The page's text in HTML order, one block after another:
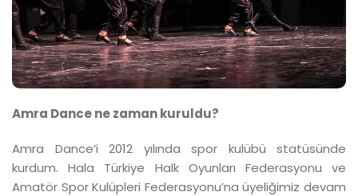
Amra Dance ne zaman kuruldu?
Amra Dance’i 2012 yılında spor kulübü statüsünde
kurdum. Hala Türkiye Halk Oyunları Federasyonu ve
Amatör Spor Kulüpleri Federasyonu’na üyeliğimiz devam